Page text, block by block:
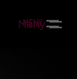
MENY
Meny